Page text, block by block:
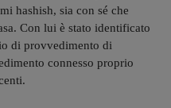
hashish, sia con sé che
Con lui è stato identificato
di provvedimento di
connesso proprio